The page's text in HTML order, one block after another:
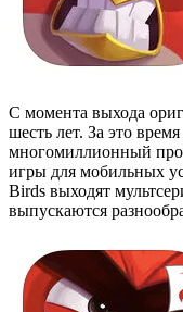
С момента выхода
шесть лет. За это
многомиллионный
игры для мобильных
Birds выходят
выпускаются